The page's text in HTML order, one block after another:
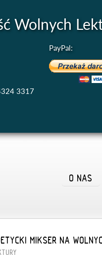
Wolnych
3317
PayPal:
O NAS
MIKSER NA